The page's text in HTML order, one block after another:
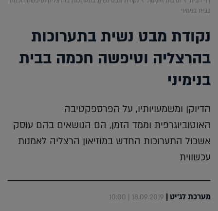
בבית בנימיני
נקודת מבט נשית בתערוכות
בהרצליה וטיפשה חכמה בבית
בנימיני
הדיוקן ומשמעויותיו, על הפרספקטיבה
האוטוביוגרפית וממד הזמן, הם הנושאים בהם עוסק
אשכול התערוכות החדש במוזיאון הרצליה לאמנות
עכשווית
מערכת לג'יט|
18.09.2019 | 10:00